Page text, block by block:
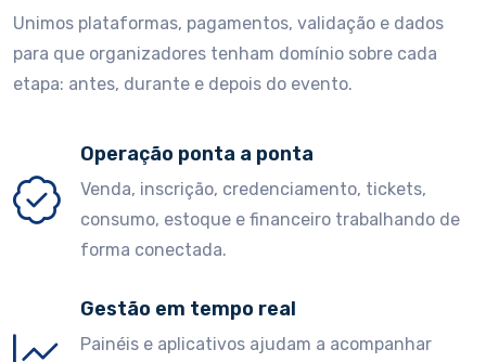
Unimos plataformas, pagamentos, validação e dados
para que organizadores tenham domínio sobre cada
etapa: antes, durante e depois do evento.
Operação ponta a ponta
Venda, inscrição, credenciamento, tickets,
consumo, estoque e financeiro trabalhando de
forma conectada.
Gestão em tempo real
Painéis e aplicativos ajudam a acompanhar